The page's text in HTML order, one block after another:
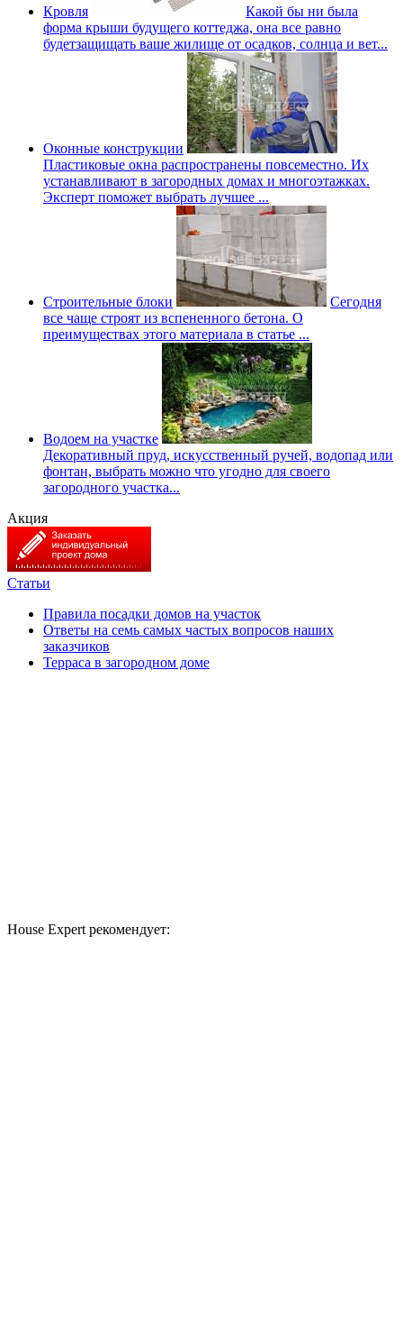
Кровля
Какой бы ни была
форма крыши будущего коттеджа, она все равно
будетзащищать ваше жилище от осадков, солнца и вет...
Оконные конструкции
Пластиковые окна распространены повсеместно. Их
устанавливают в загородных домах и многоэтажках.
Эксперт поможет выбрать лучшее ...
Строительные блоки
Сегодня
все чаще строят из вспененного бетона. О
преимуществах этого материала в статье ...
Водоем на участке
Декоративный пруд, искусственный ручей, водопад или
фонтан, выбрать можно что угодно для своего
загородного участка...
Акция
Статьи
Правила посадки домов на участок
Ответы на семь самых частых вопросов наших
заказчиков
Терраса в загородном доме
House Expert рекомендует: